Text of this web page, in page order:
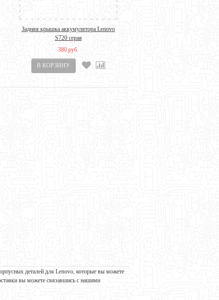
Задняя крышка аккумулятора Lenovo
S720 серая
380 руб.
деталей для Lenovo, которые вы можете
вы можете связавшись с нашими